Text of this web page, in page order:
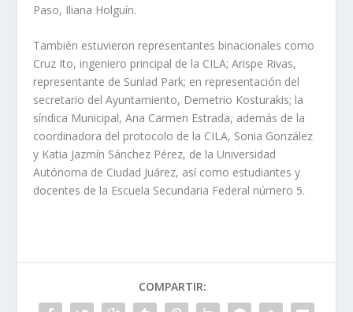
Paso, Iliana Holguín.
También estuvieron representantes binacionales como
Cruz Ito, ingeniero principal de la CILA; Arispe Rivas,
representante de Sunlad Park; en representación del
secretario del Ayuntamiento, Demetrio Kosturakis; la
síndica Municipal, Ana Carmen Estrada, además de la
coordinadora del protocolo de la CILA, Sonia González
y Katia Jazmín Sánchez Pérez, de la Universidad
Autónoma de Ciudad Juárez, así como estudiantes y
docentes de la Escuela Secundaria Federal número 5.
COMPARTIR: